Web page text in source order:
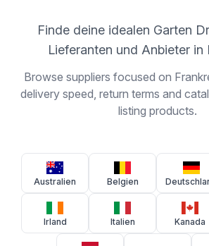
Finde deine idealen Garten
Lieferanten und Anbieter in
Browse suppliers focused on
delivery speed, return terms and
listing products.
Australien Belgien
Irland Italien Kanada